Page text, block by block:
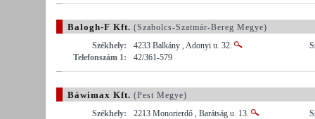
Balogh-F Kft. (Szabolcs-Szatmár-Bereg Megye)
Székhely:
4233 Balkány , Adonyi u. 32.
Telefonszám 1:
42/361-579
Báwimax Kft. (Pest Megye)
Székhely:
2213 Monorierdő , Barátság u. 13.